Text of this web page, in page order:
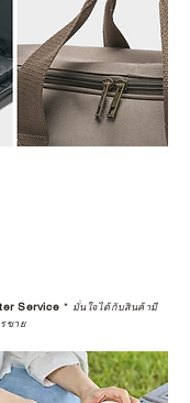
Service * มั่นใจได้กับสินค้ามี
ขาย